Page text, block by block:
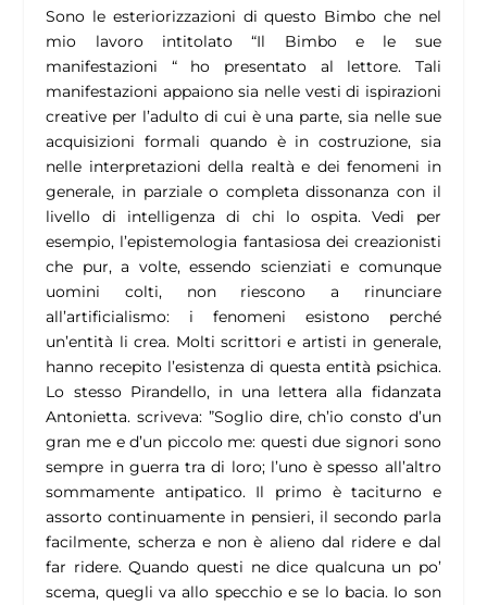
Sono le esteriorizzazioni di questo Bimbo che nel
mio lavoro intitolato “Il Bimbo e le sue
manifestazioni “ ho presentato al lettore. Tali
manifestazioni appaiono sia nelle vesti di ispirazioni
creative per l’adulto di cui è una parte, sia nelle sue
acquisizioni formali quando è in costruzione, sia
nelle interpretazioni della realtà e dei fenomeni in
generale, in parziale o completa dissonanza con il
livello di intelligenza di chi lo ospita. Vedi per
esempio, l’epistemologia fantasiosa dei creazionisti
che pur, a volte, essendo scienziati e comunque
uomini colti, non riescono a rinunciare
all’artificialismo: i fenomeni esistono perché
un’entità li crea. Molti scrittori e artisti in generale,
hanno recepito l’esistenza di questa entità psichica.
Lo stesso Pirandello, in una lettera alla fidanzata
Antonietta. scriveva: ”Soglio dire, ch’io consto d’un
gran me e d’un piccolo me: questi due signori sono
sempre in guerra tra di loro; l’uno è spesso all’altro
sommamente antipatico. Il primo è taciturno e
assorto continuamente in pensieri, il secondo parla
facilmente, scherza e non è alieno dal ridere e dal
far ridere. Quando questi ne dice qualcuna un po’
scema, quegli va allo specchio e se lo bacia. Io son